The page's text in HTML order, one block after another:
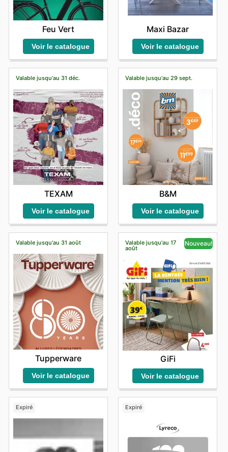
prospectus hebdomadaires, aux catalogues
promotionnels et aux offres exclusives régulièrement
et profiter des meilleures opportunités sur leurs produits
favoris.
Choisir Stokomani pour acquérir ces marques de
premier choix offre de nombreux avantages. Ils
garantissent des prix compétitifs sur des produits
rendent l'acquisition de ces articles encore plus
accessible. Il est vivement conseillé d'explorer les
dernières offres disponibles en ligne et de rester informé
des nouveautés et des ventes flash pour ne rien
manquer.
Trouvez vos marques préférées chez Stokomani —
découvrez leurs offres en ligne dès aujourd'hui.
annuelles, avec des offres et des remises disponibles
aujourd'hui en magasin. Pour vérifier les prix actualisés,
vous pouvez également consulter le site officiel en ligne:
https://www.stokomani.fr/
Feu Vert
Voir le catalogue
Maxi Bazar
Voir le catalogue
Valable jusqu'au 31 déc.
TEXAM
Voir le catalogue
Valable jusqu'au 29 sept.
B&M
Voir le catalogue
Valable jusqu'au 31 août
Tupperware
Voir le catalogue
Valable jusqu'au 17
août
Nouveau!
GiFi
Voir le catalogue
Expiré Expiré